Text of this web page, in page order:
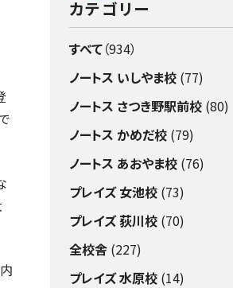
カテゴリー
すべて（934）
ノートス いしやま校(77)
ノートス さつき野駅前校(80)
ノートス かめだ校(79)
ノートス あおやま校(76)
プレイズ 女池校(73)
プレイズ 荻川校(70)
全校舎(227)
プレイズ 水原校(14)